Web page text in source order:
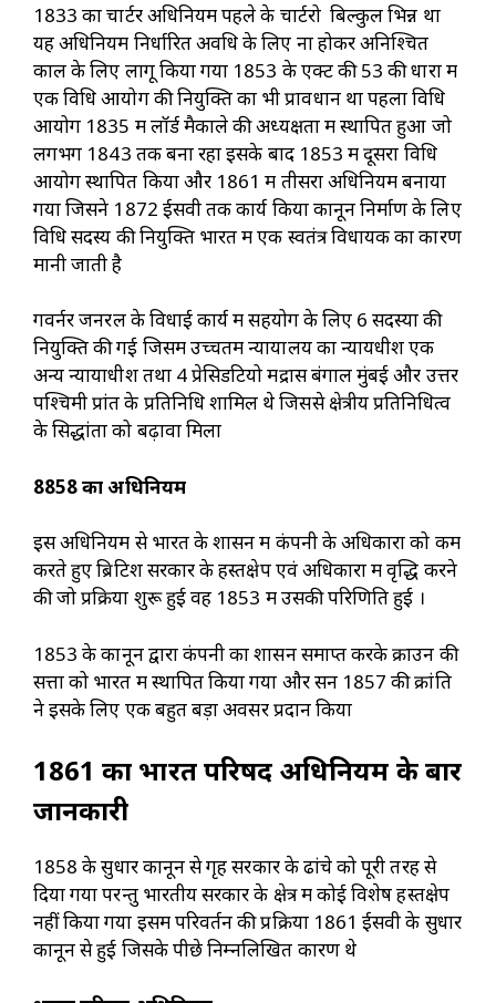
1833 का चार्टर अधिनियम पहले के चार्टरो बिल्कुल भिन्न था
यह अधिनियम निर्धारित अवधि के लिए ना होकर अनिश्चित
काल के लिए लागू किया गया 1853 के एक्ट की 53 की धारा में
एक विधि आयोग की नियुक्ति का भी प्रावधान था पहला विधि
आयोग 1835 में लॉर्ड मैकाले की अध्यक्षता में स्थापित हुआ जो
लगभग 1843 तक बना रहा इसके बाद 1853 में दूसरा विधि
आयोग स्थापित किया और 1861 में तीसरा अधिनियम बनाया
गया जिसने 1872 ईसवी तक कार्य किया कानून निर्माण के लिए
विधि सदस्य की नियुक्ति भारत में एक स्वतंत्र विधायक का कारण
मानी जाती है
गवर्नर जनरल के विधाई कार्य में सहयोग के लिए 6 सदस्यों की
नियुक्ति की गई जिसमें उच्चतम न्यायालय का न्यायधीश एक
अन्य न्यायाधीश तथा 4 प्रेसिडेंटियो मद्रास बंगाल मुंबई और उत्तर
पश्चिमी प्रांत के प्रतिनिधि शामिल थे जिससे क्षेत्रीय प्रतिनिधित्व
के सिद्धांतों को बढ़ावा मिला
8858का अधिनियम
इस अधिनियम से भारत के शासन में कंपनी के अधिकारों को कम
करते हुए ब्रिटिश सरकार के हस्तक्षेप एवं अधिकारों में वृद्धि करने
की जो प्रक्रिया शुरू हुई वह 1853 में उसकी परिणिति हुई ।
1853 के कानून द्वारा कंपनी का शासन समाप्त करके क्राउन की
सत्ता को भारत में स्थापित किया गया और सन 1857 की क्रांति
ने इसके लिए एक बहुत बड़ा अवसर प्रदान किया
1861का भारत परिषद अधिनियम के बारें
जानकारी
1858 के सुधार कानून से गृह सरकार के ढांचे को पूरी तरह से
दिया गया परन्तु भारतीय सरकार के क्षेत्र में कोई विशेष हस्तक्षेप
नहीं किया गया इसमें परिवर्तन की प्रक्रिया 1861 ईसवी के सुधार
कानून से हुई जिसके पीछे निम्नलिखित कारण थे